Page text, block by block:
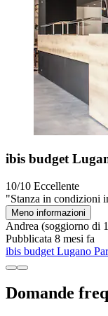
ibis budget
10/10 Eccellente
"Stanza in condizioni
Meno informazioni
Andrea (soggiorno di
Pubblicata 8 mesi fa
ibis budget Lugano
Domande